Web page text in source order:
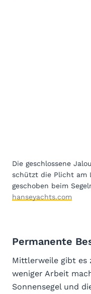
Die geschlossene
schützt die Plicht am
geschoben beim
hanseyachts.com
Permanente
Mittlerweile gibt es
weniger Arbeit
Sonnensegel und